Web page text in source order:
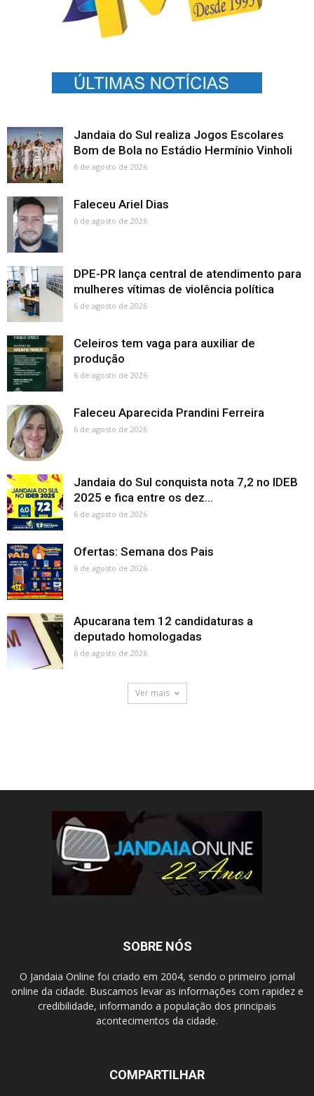
Jandaia do Sul realiza Jogos Escolares
Bom de Bola no Estádio Hermínio Vinholi
6 de agosto de 2026
Faleceu Ariel Dias
6 de agosto de 2026
DPE-PR lança central de atendimento para
mulheres vítimas de violência política
6 de agosto de 2026
Celeiros tem vaga para auxiliar de
produção
6 de agosto de 2026
Faleceu Aparecida Prandini Ferreira
6 de agosto de 2026
Jandaia do Sul conquista nota 7,2 no IDEB
2025 e fica entre os dez...
6 de agosto de 2026
Ofertas: Semana dos Pais
6 de agosto de 2026
Apucarana tem 12 candidaturas a
deputado homologadas
6 de agosto de 2026
Ver mais
SOBRE NÓS
O Jandaia Online foi criado em 2004, sendo o primeiro jornal
online da cidade. Buscamos levar as informações com rapidez e
credibilidade, informando a população dos principais
acontecimentos da cidade.
COMPARTILHAR